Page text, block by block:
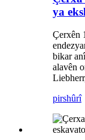
ya
Çerxên
bikar
alavên
pirshûrî